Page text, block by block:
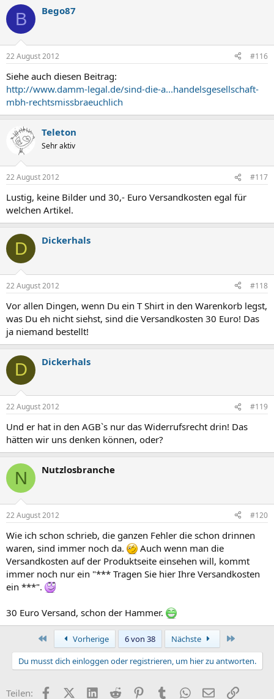
k
i
e
:
B Bego87
22 August 2012 #116
Siehe auch diesen Beitrag:
http://www.damm-legal.de/sind-die-a...handelsgesellschaft-
mbh-rechtsmissbraeuchlich
Teleton
Sehr aktiv
22 August 2012 #117
Lustig, keine Bilder und 30,- Euro Versandkosten egal für
welchen Artikel.
D Dickerhals
22 August 2012 #118
Vor allen Dingen, wenn Du ein T Shirt in den Warenkorb legst,
was Du eh nicht siehst, sind die Versandkosten 30 Euro! Das
ja niemand bestellt!
D Dickerhals
22 August 2012 #119
Und er hat in den AGB`s nur das Widerrufsrecht drin! Das
hätten wir uns denken können, oder?
N Nutzlosbranche
22 August 2012 #120
Wie ich schon schrieb, die ganzen Fehler die schon drinnen
waren, sind immer noch da.
Auch wenn man die
Versandkosten auf der Produktseite einsehen will, kommt
immer noch nur ein "*** Tragen Sie hier Ihre Versandkosten
ein ***".
30 Euro Versand, schon der Hammer.
Erste Vorherige 6 von 38 Nächste
Du musst dich einloggen oder registrieren, um hier zu antworten.
Teilen: FacebookX (Twitter)
LinkedIn
Reddit PinterestTumblr WhatsApp
E-MailLink